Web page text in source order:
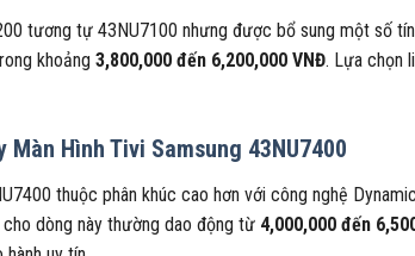
tương tự 43NU7100 nhưng được bổ sung một số
khoảng 3,800,000 đến 6,200,000 VNĐ. Lựa chọn
Màn Hình Tivi Samsung 43NU7400
thuộc phân khúc cao hơn với công nghệ
cho dòng này thường dao động từ 4,000,000 đến